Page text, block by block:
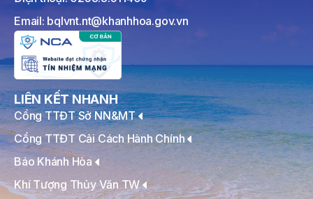
Email: bqlvnt.nt@khanhhoa.gov.vn
LIÊN KẾT NHANH
Cổng TTĐT Sở NN&MT
Cổng TTĐT Cải Cách Hành Chính
Báo Khánh Hòa
Khí Tượng Thủy Văn TW